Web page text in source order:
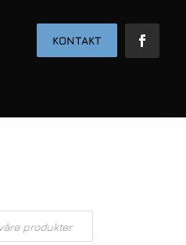
KONTAKT